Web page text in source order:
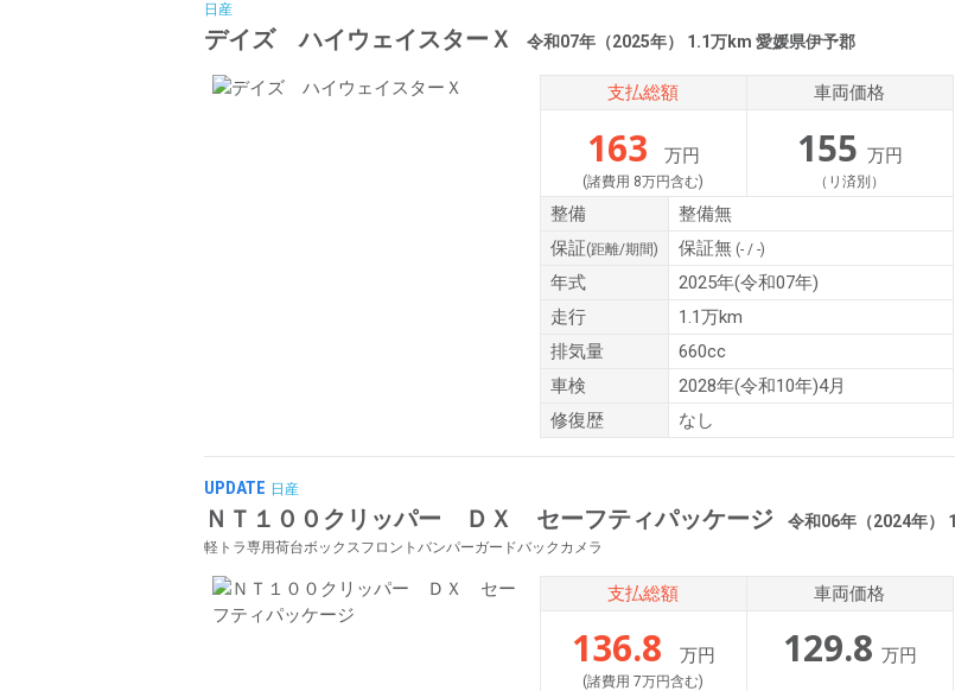
日産
デイズ ハイウェイスターＸ 令和07年（2025年） 1.1万km 愛媛県伊予郡
支払総額
163 万円
(諸費用 8万円含む)
車両価格
155 万円
（リ済別）
整備
整備無
保証(距離/期間) 保証無(- / -)
年式
2025年(令和07年)
走行
1.1万km
排気量
660cc
車検
2028年(令和10年)4月
修復歴
なし
UPDATE 日産
ＮＴ１００クリッパー ＤＸ セーフティパッケージ 令和06年（2024年）
軽トラ専用荷台ボックスフロントバンパーガードバックカメラ
支払総額
136.8 万円
(諸費用 7万円含む)
車両価格
129.8 万円